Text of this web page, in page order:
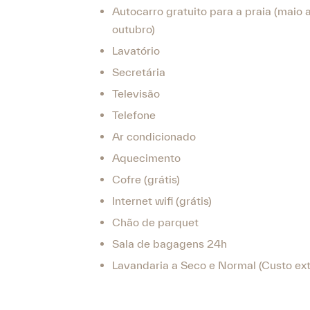
Autocarro gratuito para a praia (maio a
outubro)
Lavatório
Secretária
Televisão
Telefone
Ar condicionado
Aquecimento
Cofre (grátis)
Internet wifi (grátis)
Chão de parquet
Sala de bagagens 24h
Lavandaria a Seco e Normal (Custo